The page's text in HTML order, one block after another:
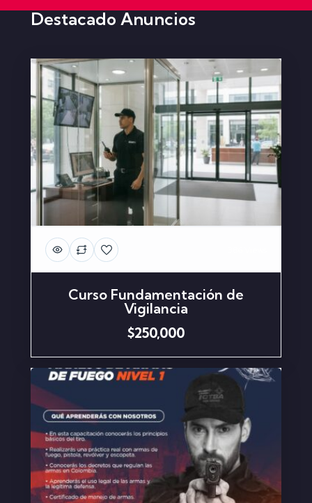
Destacado Anuncios
Curso Fundamentación de
Vigilancia
$250,000